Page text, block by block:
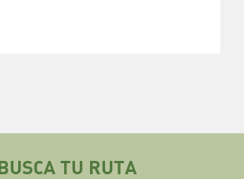
BUSCA TU RUTA